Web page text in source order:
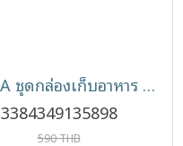
BEABA ชุดกล่องเก็บอาหาร 3 ชิ้น Snack Boxes ปลอดสาร BPA
3384349135898
590 THB